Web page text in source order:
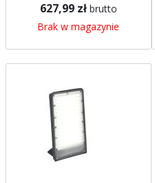
627,99 zł brutto
Brak w magazynie